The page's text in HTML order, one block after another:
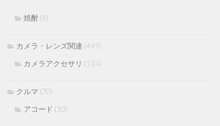
焼酎 (9)
カメラ・レンズ関連 (449)
カメラアクセサリ (134)
クルマ (70)
アコード (10)